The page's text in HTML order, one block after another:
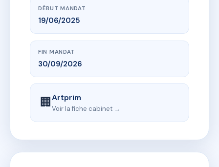
DÉBUT MANDAT
19/06/2025
FIN MANDAT
30/09/2026
🏢Artprim
Voir la fiche cabinet →